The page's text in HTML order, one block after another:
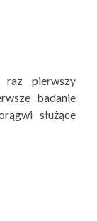
raz pierwszy
badanie
służące